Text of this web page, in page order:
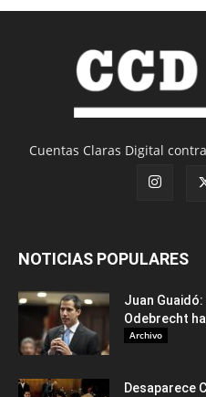
Cuentas Claras Digital
NOTICIAS POPULARES
Juan
Odebrecht
Archivo
Desaparece